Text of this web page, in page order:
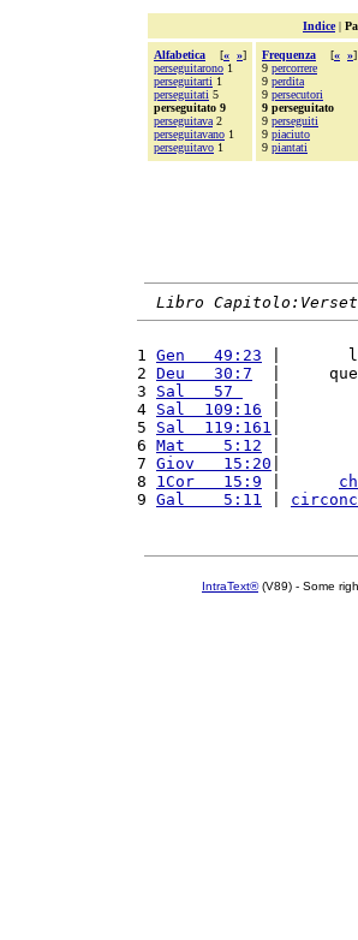
Indice|
Alfabetica [« »]
perseguitarono 1
perseguitarti 1
perseguitati 5
perseguitato 9
perseguitava 2
perseguitavano 1
perseguitavo 1
Frequenza [« »]
9 percorrere
9 perdita
9 persecutori
9 perseguitato
9 perseguiti
9 piaciuto
9 piantati
Libro
1 Gen   49:23 |
2 Deu   30:7
|
3 Sal   57
4 Sal  109:16 |
5 Sal  119:161 |
6 Mat    5:12
7 Giov   15:20 |
8 1Cor   15:9
9 Gal    5:11
IntraText®(V89) - Some